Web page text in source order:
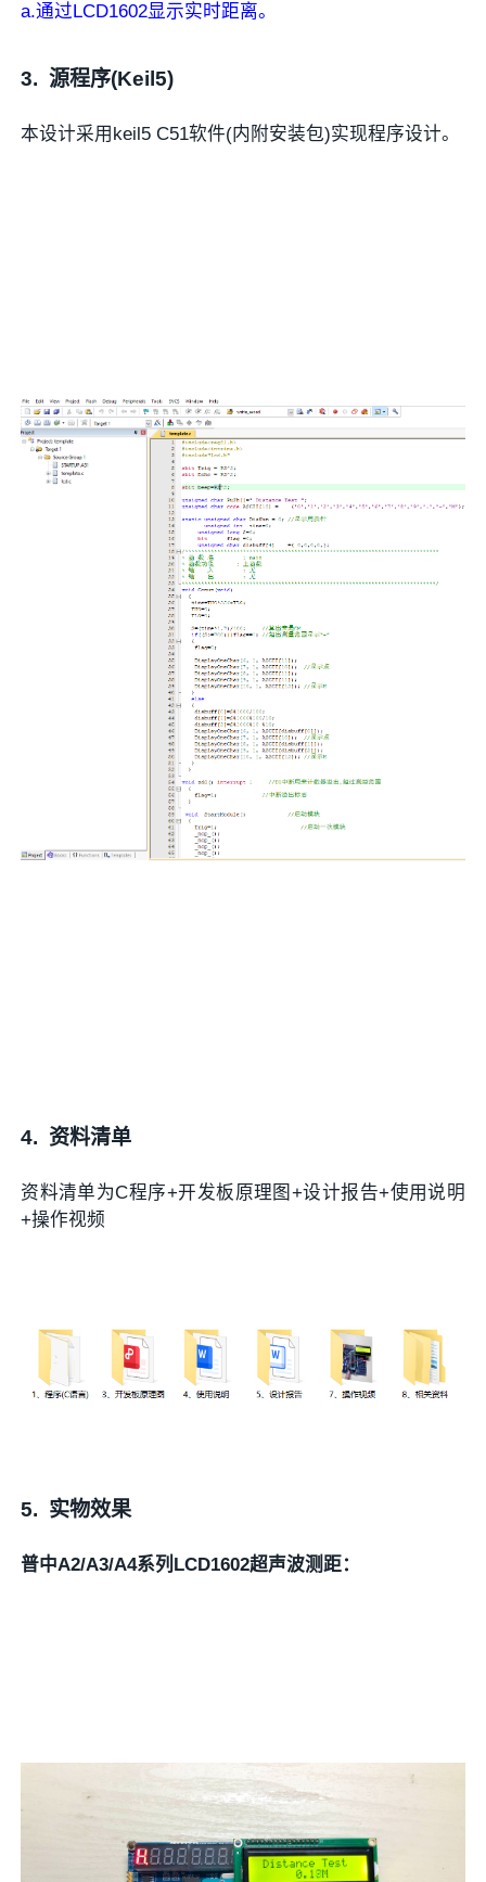
a.通过LCD1602显示实时距离。
3.源程序(Keil5)
本设计采用keil5 C51软件(内附安装包)实现程序设计。
4. 资料清单
资料清单为C程序+开发板原理图+设计报告+使用说明
+操作视频
5. 实物效果
普中A2/A3/A4系列LCD1602超声波测距：